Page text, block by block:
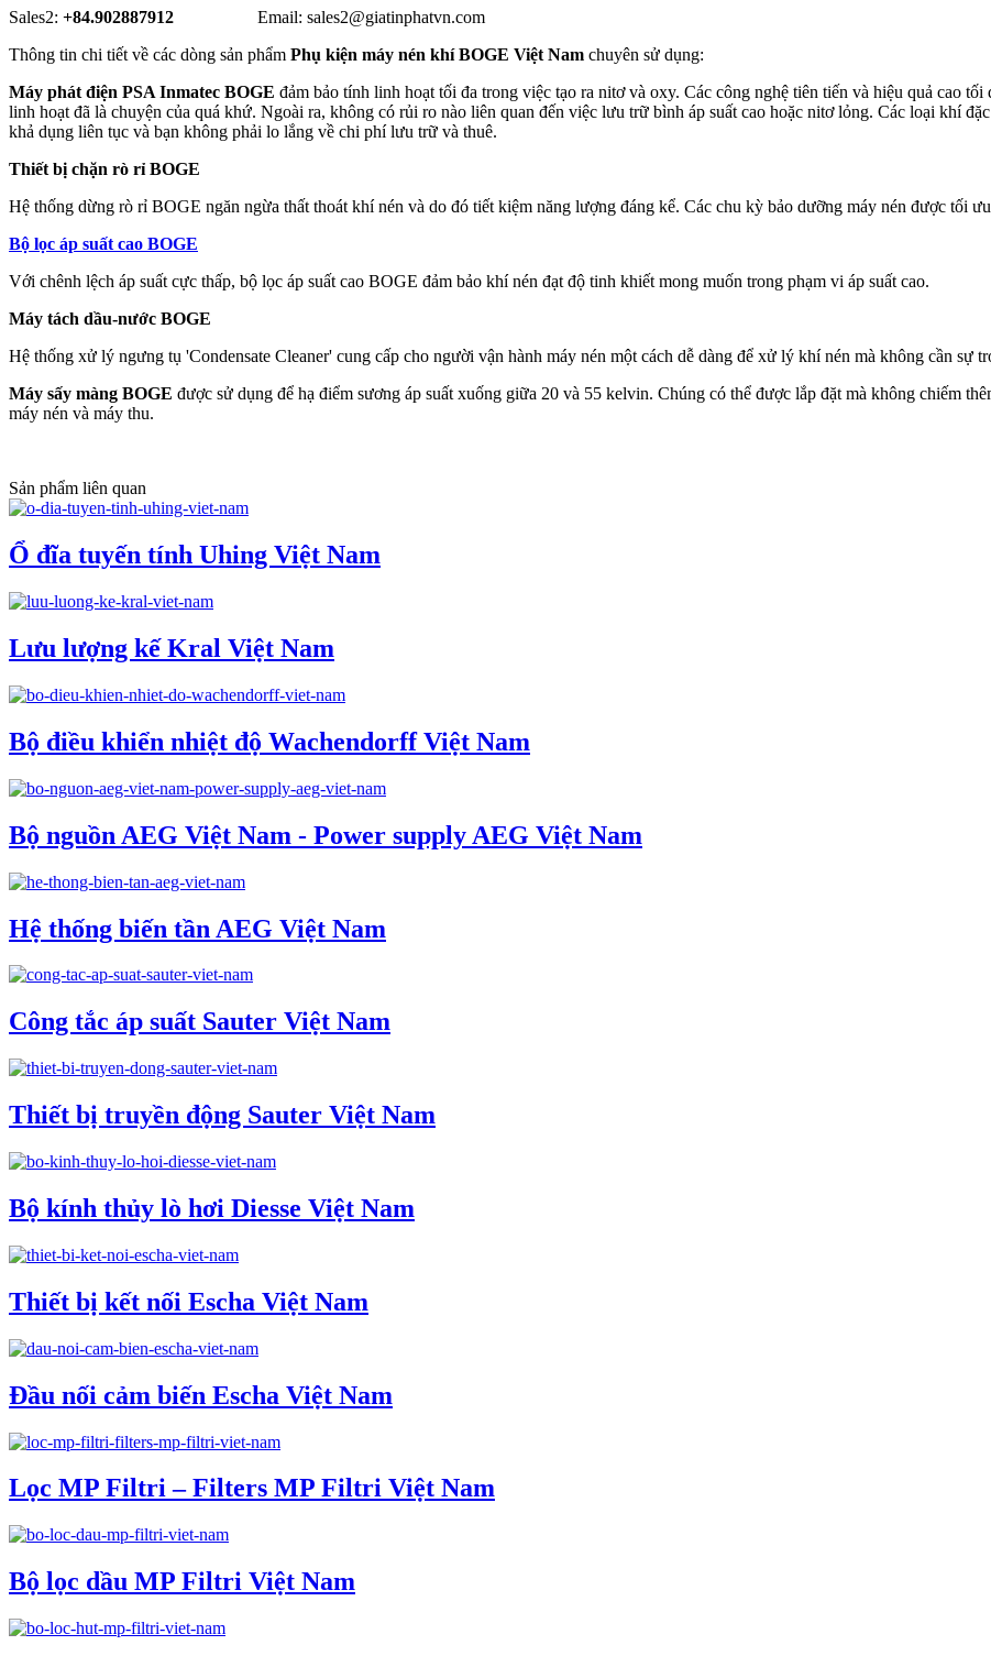
Sales2: +84.902887912 Email: sales2@giatinphatvn.com
Thông tin chi tiết về các dòng sản phẩm Phụ kiện máy nén khí BOGE Việt Nam chuyên sử dụng:
Máy phát điện PSA Inmatec BOGE đảm bảo tính linh hoạt tối đa trong việc tạo ra nitơ và oxy. Các công nghệ tiên tiến và hiệu quả cao
linh hoạt đã là chuyện của quá khứ. Ngoài ra, không có rủi ro nào liên quan đến việc lưu trữ bình áp suất cao hoặc nitơ lỏng. Các loại khí
khả dụng liên tục và bạn không phải lo lắng về chi phí lưu trữ và thuê.
Thiết bị chặn rò rỉ BOGE
Hệ thống dừng rò rỉ BOGE ngăn ngừa thất thoát khí nén và do đó tiết kiệm năng lượng đáng kể. Các chu kỳ bảo dưỡng máy nén được tối
Bộ lọc áp suất cao BOGE
Với chênh lệch áp suất cực thấp, bộ lọc áp suất cao BOGE đảm bảo khí nén đạt độ tinh khiết mong muốn trong phạm vi áp suất cao.
Máy tách dầu-nước BOGE
Hệ thống xử lý ngưng tụ 'Condensate Cleaner' cung cấp cho người vận hành máy nén một cách dễ dàng để xử lý khí nén mà không cần sự
Máy sấy màng BOGE được sử dụng để hạ điểm sương áp suất xuống giữa 20 và 55 kelvin. Chúng có thể được lắp đặt mà không chiếm
máy nén và máy thu.
Sản phẩm liên quan
Ổ đĩa tuyến tính Uhing Việt Nam
Lưu lượng kế Kral Việt Nam
Bộ điều khiển nhiệt độ Wachendorff Việt Nam
Bộ nguồn AEG Việt Nam - Power supply AEG Việt Nam
Hệ thống biến tần AEG Việt Nam
Công tắc áp suất Sauter Việt Nam
Thiết bị truyền động Sauter Việt Nam
Bộ kính thủy lò hơi Diesse Việt Nam
Thiết bị kết nối Escha Việt Nam
Đầu nối cảm biến Escha Việt Nam
Lọc MP Filtri – Filters MP Filtri Việt Nam
Bộ lọc dầu MP Filtri Việt Nam